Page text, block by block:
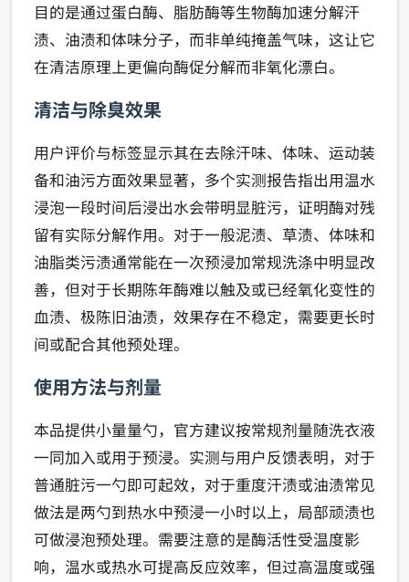
目的是通过蛋白酶、脂肪酶等生物酶加速分解汗
渍、油渍和体味分子，而非单纯掩盖气味，这让它
在清洁原理上更偏向酶促分解而非氧化漂白。
清洁与除臭效果
用户评价与标签显示其在去除汗味、体味、运动装
备和油污方面效果显著，多个实测报告指出用温水
浸泡一段时间后浸出水会带明显脏污，证明酶对残
留有实际分解作用。对于一般泥渍、草渍、体味和
油脂类污渍通常能在一次预浸加常规洗涤中明显改
善，但对于长期陈年酶难以触及或已经氧化变性的
血渍、极陈旧油渍，效果存在不稳定，需要更长时
间或配合其他预处理。
使用方法与剂量
本品提供小量量勺，官方建议按常规剂量随洗衣液
一同加入或用于预浸。实测与用户反馈表明，对于
普通脏污一勺即可起效，对于重度汗渍或油渍常见
做法是两勺到热水中预浸一小时以上，局部顽渍也
可做浸泡预处理。需要注意的是酶活性受温度影
响，温水或热水可提高反应效率，但过高温度或强